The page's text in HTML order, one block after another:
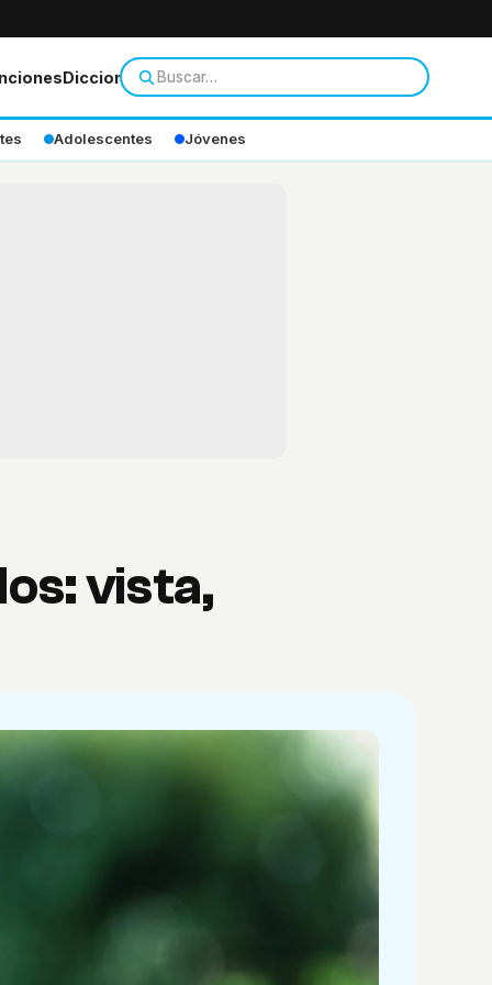
Diccionario
Adolescentes Jóvenes
vista,